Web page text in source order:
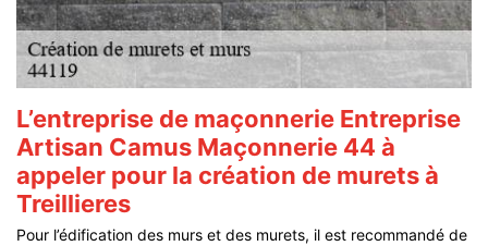
L’entreprise de maçonnerie Entreprise
Artisan Camus Maçonnerie 44 à
appeler pour la création de murets à
Treillieres
Pour l’édification des murs et des murets, il est recommandé de